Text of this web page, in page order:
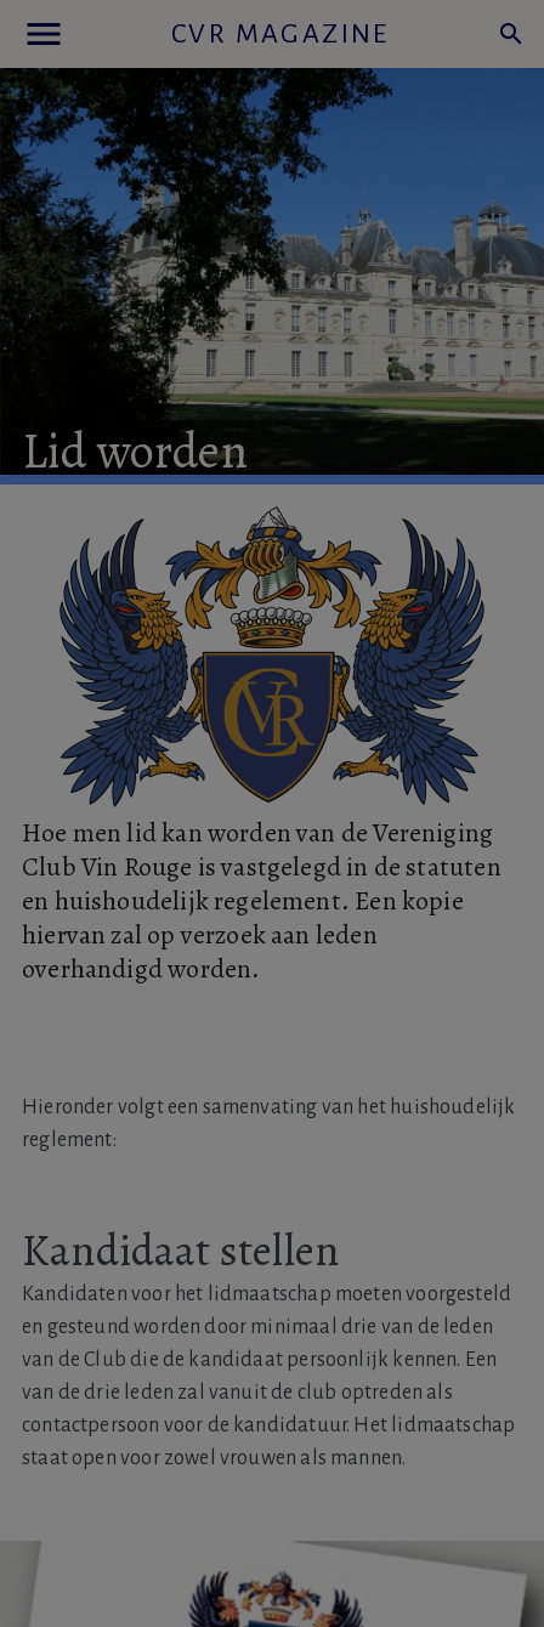
menu CVR MAGAZINE search
Lidworden
Hoe men lid kan worden van de Vereniging
Club Vin Rouge is vastgelegd in de statuten
en huishoudelijk regelement. Een kopie
hiervan zal op verzoek aan leden
overhandigd worden.
Hieronder volgt een samenvating van het huishoudelijk
reglement:
Kandidaat stellen
Kandidaten voor het lidmaatschap moeten voorgesteld
en gesteund worden door minimaal drie van de leden
van de Club die de kandidaat persoonlijk kennen. Een
van de drie leden zal vanuit de club optreden als
contactpersoon voor de kandidatuur. Het lidmaatschap
staat open voor zowel vrouwen als mannen.